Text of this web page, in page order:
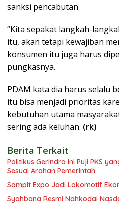
sanksi pencabutan.
“Kita sepakat langkah-
itu, akan tetapi kewajiban
konsumen itu juga harus
pungkasnya.
PDAM kata dia harus selalu
itu bisa menjadi prioritas
kebutuhan utama
sering ada keluhan. (rk)
Berita Terkait
Politikus Gerindra Ini Puji PKS
Sesuai Arahan Pemerintah
Sampit Expo Jadi Lokomotif
Syahbana Resmi Nahkodai